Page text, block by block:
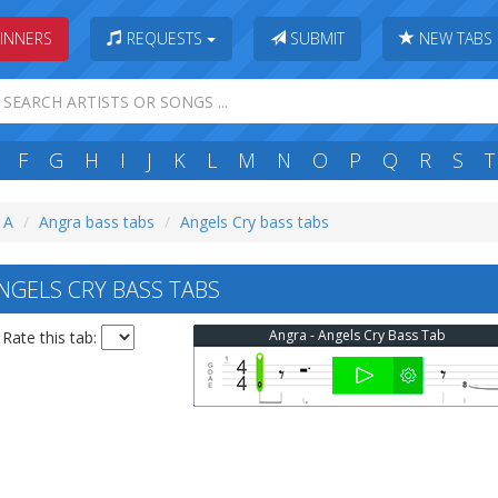
REQUESTS SUBMIT NEW TABS
F G H I J K L M N O P Q R S T
Angra bass tabs Angels Cry bass tabs
CRY BASS TABS
Rate this tab: Angra - Angels Cry Bass Tab